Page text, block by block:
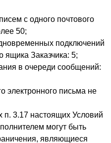
с одного почтового
50;
подключений
ящика Заказчика: 5;
в очереди сообщений:
электронного письма не
3.17 настоящих Условий
могут быть
являющиеся